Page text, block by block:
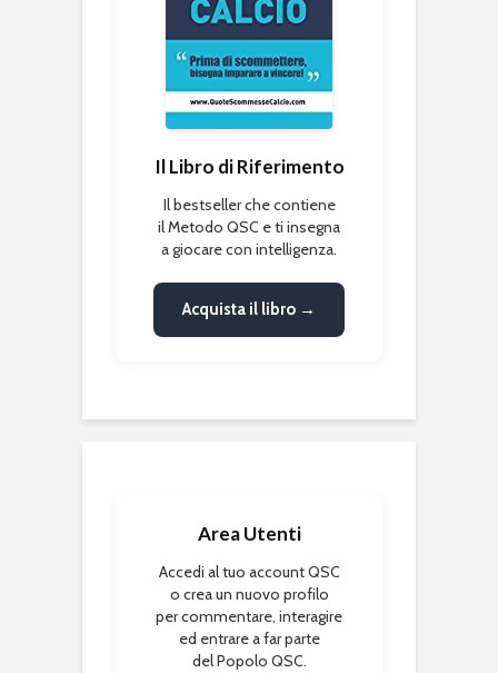
Il Libro di Riferimento
Il bestseller che contiene
il Metodo QSC e ti insegna
a giocare con intelligenza.
Acquista il libro →
Area Utenti
Accedi al tuo account QSC
o crea un nuovo profilo
per commentare, interagire
ed entrare a far parte
del Popolo QSC.